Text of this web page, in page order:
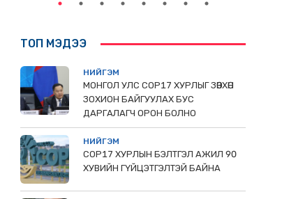
ТОП МЭДЭЭ
НИЙГЭМ
МОНГОЛ УЛС СОР17 ХУРЛЫГ ЗӨВХӨН
ЗОХИОН БАЙГУУЛАХ БУС
ДАРГАЛАГЧ ОРОН БОЛНО
НИЙГЭМ
COP17 ХУРЛЫН БЭЛТГЭЛ АЖИЛ 90
ХУВИЙН ГҮЙЦЭТГЭЛТЭЙ БАЙНА